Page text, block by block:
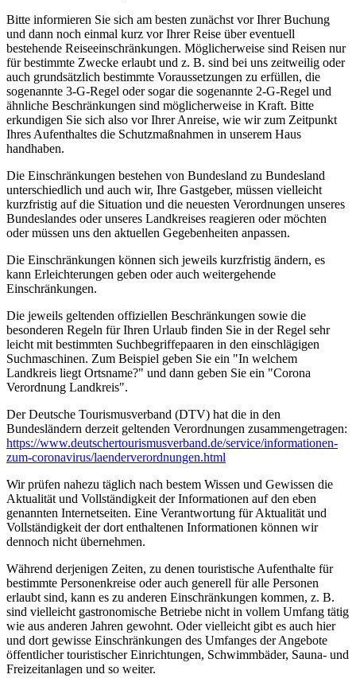
Bitte informieren Sie sich am besten zunächst vor Ihrer Buchung
und dann noch einmal kurz vor Ihrer Reise über eventuell
bestehende Reiseeinschränkungen. Möglicherweise sind Reisen nur
für bestimmte Zwecke erlaubt und z. B. sind bei uns zeitweilig oder
auch grundsätzlich bestimmte Voraussetzungen zu erfüllen, die
sogenannte 3-G-Regel oder sogar die sogenannte 2-G-Regel und
ähnliche Beschränkungen sind möglicherweise in Kraft. Bitte
erkundigen Sie sich also vor Ihrer Anreise, wie wir zum Zeitpunkt
Ihres Aufenthaltes die Schutzmaßnahmen in unserem Haus
handhaben.
Die Einschränkungen bestehen von Bundesland zu Bundesland
unterschiedlich und auch wir, Ihre Gastgeber, müssen vielleicht
kurzfristig auf die Situation und die neuesten Verordnungen unseres
Bundeslandes oder unseres Landkreises reagieren oder möchten
oder müssen uns den aktuellen Gegebenheiten anpassen.
Die Einschränkungen können sich jeweils kurzfristig ändern, es
kann Erleichterungen geben oder auch weitergehende
Einschränkungen.
Die jeweils geltenden offiziellen Beschränkungen sowie die
besonderen Regeln für Ihren Urlaub finden Sie in der Regel sehr
leicht mit bestimmten Suchbegriffepaaren in den einschlägigen
Suchmaschinen. Zum Beispiel geben Sie ein "In welchem
Landkreis liegt Ortsname?" und dann geben Sie ein "Corona
Verordnung Landkreis".
Der Deutsche Tourismusverband (DTV) hat die in den
Bundesländern derzeit geltenden Verordnungen zusammengetragen:
https://www.deutscher­tourismusverband.de/­service/­informationen-
zum-coronavirus/­laenderverordnungen.html
Wir prüfen nahezu täglich nach bestem Wissen und Gewissen die
Aktualität und Vollständigkeit der Informationen auf den eben
genannten Internetseiten. Eine Verantwortung für Aktualität und
Vollständigkeit der dort enthaltenen Informationen können wir
dennoch nicht übernehmen.
Während derjenigen Zeiten, zu denen touristische Aufenthalte für
bestimmte Personenkreise oder auch generell für alle Personen
erlaubt sind, kann es zu anderen Einschränkungen kommen, z. B.
sind vielleicht gastronomische Betriebe nicht in vollem Umfang tätig
wie aus anderen Jahren gewohnt. Oder vielleicht gibt es auch hier
und dort gewisse Einschränkungen des Umfanges der Angebote
öffentlicher touristischer Einrichtungen, Schwimmbäder, Sauna- und
Freizeitanlagen und so weiter.